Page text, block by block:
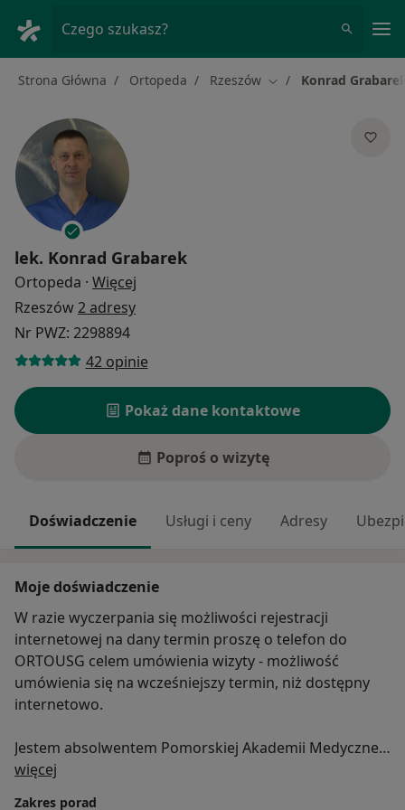
Czego szukasz?
Strona Główna Ortopeda Rzeszów Zmień miasto
Konrad
lek. Konrad Grabarek
Ortopeda · Więcej
Rzeszów2 adresy
Nr PWZ: 2298894
42 opinie
Pokaż dane kontaktowe
Poproś o wizytę
Doświadczenie Usługi i ceny Adresy
Moje doświadczenie
W razie wyczerpania się możliwości rejestracji
internetowej na dany termin proszę o telefon do
ORTOUSG celem umówienia wizyty - możliwość
umówienia się na wcześniejszy termin, niż dostępny
internetowo.
Jestem absolwentem Pomorskiej Akademii Medycznej
w Szczecinie. Staż specjalizacyjny odbyłem w Oddziale
więcej
Zakres porad